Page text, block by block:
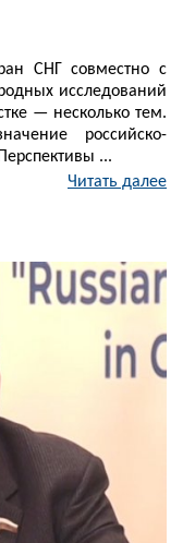
СНГ совместно с
исследований
— несколько тем.
российско-
...
Читать далее